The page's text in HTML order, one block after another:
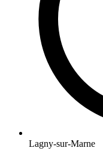
Lagny-sur-Marne